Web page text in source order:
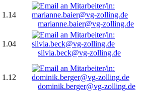
1.14
marianne.baier@vg-zolling.de
1.04
silvia.beck@vg-zolling.de
1.12
dominik.berger@vg-zolling.de